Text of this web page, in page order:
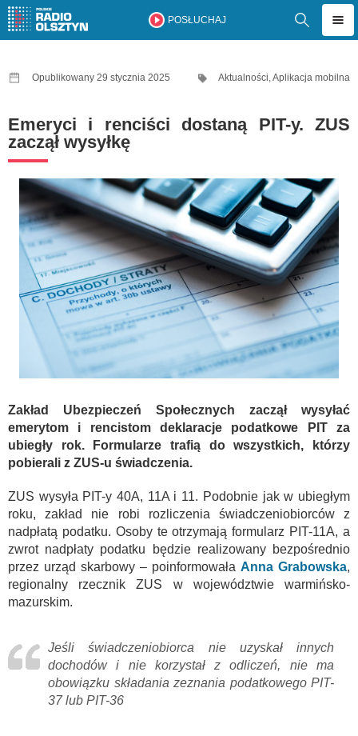
POSŁUCHAJ
Opublikowany 29 stycznia 2025 Aktualności,Aplikacja mobilna
Emeryci i renciści dostaną PIT-y. ZUS
zaczął wysyłkę
Zakład Ubezpieczeń Społecznych zaczął wysyłać
emerytom i rencistom deklaracje podatkowe PIT za
ubiegły rok. Formularze trafią do wszystkich, którzy
pobierali z ZUS-u świadczenia.
ZUS wysyła PIT-y 40A, 11A i 11. Podobnie jak w ubiegłym
roku, zakład nie robi rozliczenia świadczeniobiorców z
nadpłatą podatku. Osoby te otrzymają formularz PIT-11A, a
zwrot nadpłaty podatku będzie realizowany bezpośrednio
przez urząd skarbowy – poinformowała Anna Grabowska,
regionalny rzecznik ZUS w województwie warmińsko-
mazurskim.
Jeśli świadczeniobiorca nie uzyskał innych
dochodów i nie korzystał z odliczeń, nie ma
obowiązku składania zeznania podatkowego PIT-
37 lub PIT-36